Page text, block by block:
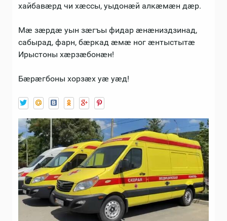
хайбавæрд чи хæссы, уыдонæй алкæмæн дæр.
Мæ зæрдæ уын зæгъы фидар æнæниздзинад,
сабырад, фарн, бæркад æмæ ног æнтыстытæ
Ирыстоны хæрзæбонæн!
Бæрæгбоны хорзæх уæ уæд!